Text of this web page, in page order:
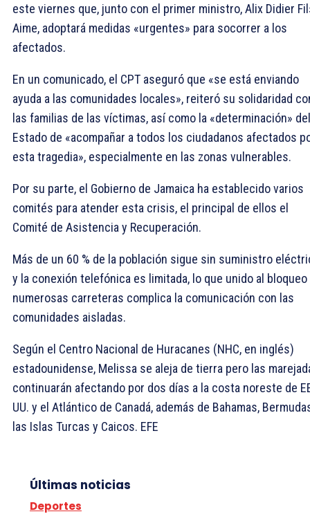
este viernes que, junto con el primer ministro, Alix Didier
Aime, adoptará medidas «urgentes» para socorrer a los
afectados.
En un comunicado, el CPT aseguró que «se está enviando
ayuda a las comunidades locales», reiteró su solidaridad
las familias de las víctimas, así como la «determinación» del
Estado de «acompañar a todos los ciudadanos afectados
esta tragedia», especialmente en las zonas vulnerables.
Por su parte, el Gobierno de Jamaica ha establecido varios
comités para atender esta crisis, el principal de ellos el
Comité de Asistencia y Recuperación.
Más de un 60 % de la población sigue sin suministro
y la conexión telefónica es limitada, lo que unido al bloqueo
numerosas carreteras complica la comunicación con las
comunidades aisladas.
Según el Centro Nacional de Huracanes (NHC, en inglés)
estadounidense, Melissa se aleja de tierra pero las
continuarán afectando por dos días a la costa noreste de
UU. y el Atlántico de Canadá, además de Bahamas,
las Islas Turcas y Caicos. EFE
Últimas noticias
Deportes